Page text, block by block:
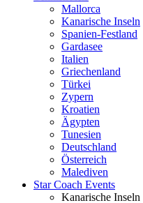
Mallorca
Kanarische Inseln
Spanien-Festland
Gardasee
Italien
Griechenland
Türkei
Zypern
Kroatien
Ägypten
Tunesien
Deutschland
Österreich
Malediven
Star Coach Events
Kanarische Inseln